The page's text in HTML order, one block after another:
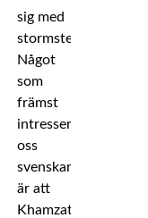
sig med
stormsteg.
Något
som
främst
intresserar
oss
svenskar
är att
Khamzat